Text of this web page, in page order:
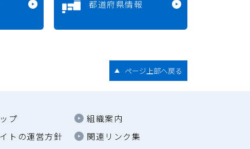
都道府県情報
ページ上部へ戻る
プ
組織案内
トの運営方針
関連リンク集